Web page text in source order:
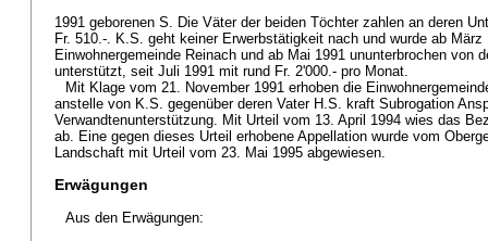
1991 geborenen S. Die Väter der beiden Töchter zahlen an deren
Fr. 510.-. K.S. geht keiner Erwerbstätigkeit nach und wurde ab
Einwohnergemeinde Reinach und ab Mai 1991 ununterbrochen von
unterstützt, seit Juli 1991 mit rund Fr. 2'000.- pro Monat.
Mit Klage vom 21. November 1991 erhoben die
anstelle von K.S. gegenüber deren Vater H.S. kraft Subrogation
Verwandtenunterstützung. Mit Urteil vom 13. April 1994 wies das
ab. Eine gegen dieses Urteil erhobene Appellation wurde vom
Landschaft mit Urteil vom 23. Mai 1995 abgewiesen.
Erwägungen
Aus den Erwägungen: